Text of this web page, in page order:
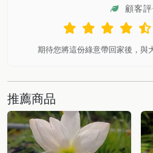
顧客
期待您將這份綠意帶回家後，與
推薦商品